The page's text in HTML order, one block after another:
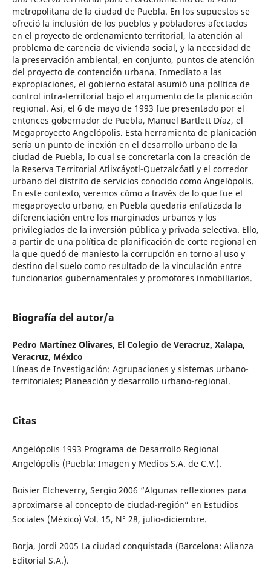
metropolitana de la ciudad de Puebla. En los supuestos se
ofreció la inclusión de los pueblos y pobladores afectados
en el proyecto de ordenamiento territorial, la atención al
problema de carencia de vivienda social, y la necesidad de
la preservación ambiental, en conjunto, puntos de atención
del proyecto de contención urbana. Inmediato a las
expropiaciones, el gobierno estatal asumió una política de
control intra-territorial bajo el argumento de la planicación
regional. Así, el 6 de mayo de 1993 fue presentado por el
entonces gobernador de Puebla, Manuel Bartlett Díaz, el
Megaproyecto Angelópolis. Esta herramienta de planicación
sería un punto de inexión en el desarrollo urbano de la
ciudad de Puebla, lo cual se concretaría con la creación de
la Reserva Territorial Atlixcáyotl-Quetzalcóatl y el corredor
urbano del distrito de servicios conocido como Angelópolis.
En este contexto, veremos cómo a través de lo que fue el
megaproyecto urbano, en Puebla quedaría enfatizada la
diferenciación entre los marginados urbanos y los
privilegiados de la inversión pública y privada selectiva. Ello,
a partir de una política de planificación de corte regional en
la que quedó de maniesto la corrupción en torno al uso y
destino del suelo como resultado de la vinculación entre
funcionarios gubernamentales y promotores inmobiliarios.
Biografía del autor/a
Pedro Martínez Olivares, El Colegio de Veracruz, Xalapa,
Veracruz, México
Líneas de Investigación: Agrupaciones y sistemas urbano-
territoriales; Planeación y desarrollo urbano-regional.
Citas
Angelópolis 1993 Programa de Desarrollo Regional
Angelópolis (Puebla: Imagen y Medios S.A. de C.V.).
Boisier Etcheverry, Sergio 2006 “Algunas reflexiones para
aproximarse al concepto de ciudad-región” en Estudios
Sociales (México) Vol. 15, N° 28, julio-diciembre.
Borja, Jordi 2005 La ciudad conquistada (Barcelona: Alianza
Editorial S.A.).